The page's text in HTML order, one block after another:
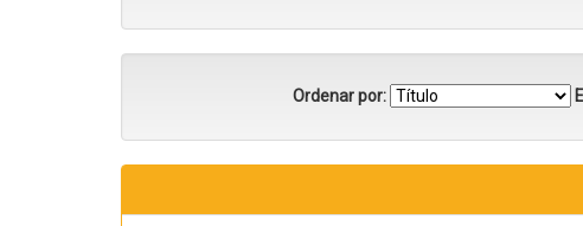
Ordenar por: